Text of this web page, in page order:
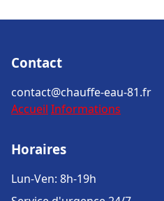
Contact
contact@chauffe-eau-81.fr
Accueil Informations
Horaires
Lun-Ven: 8h-19h